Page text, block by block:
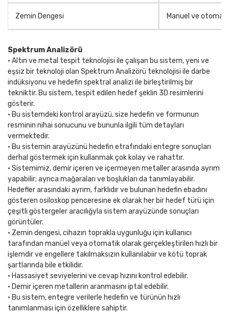
Zemin Dengesi Manuel ve
Spektrum Analizörü
• Altın ve metal tespit teknolojisi ile çalışan bu sistem, yeni ve
eşsiz bir teknoloji olan Spektrum Analizörü teknolojisi ile darbe
indüksiyonu ve hedefin spektral analizi ile birleştirilmiş bir
tekniktir. Bu sistem, tespit edilen hedef şeklin 3D resimlerini
gösterir.
• Bu sistemdeki kontrol arayüzü, size hedefin ve formunun
resminin nihai sonucunu ve bununla ilgili tüm detayları
vermektedir.
• Bu sistemin arayüzünü hedefin etrafındaki entegre sonuçları
derhal göstermek için kullanmak çok kolay ve rahattır.
• Sistemimiz, demir içeren ve içermeyen metaller arasında ayrım
yapabilir; ayrıca mağaraları ve boşlukları da tanımlayabilir.
Hedefler arasındaki ayrım, farklıdır ve bulunan hedefin ebadını
gösteren osiloskop penceresine ek olarak her bir hedef türü için
çeşitli göstergeler aracılığyla sistem arayüzünde sonuçları
görüntüler.
• Zemin dengesi, cihazın toprakla uygunluğu için kullanıcı
tarafından manüel veya otomatik olarak gerçekleştirilen hızlı bir
işlemdir ve engellere takılmaksızın kullanılabiir ve kötü toprak
şartlarında bile etkilidir.
• Hassasiyet seviyelerini ve cevap hızını kontrol edebilir.
• Demir içeren metallerin aranmasını iptal edebilir.
• Bu sistem, entegre verilerle hedefin ve türünün hızlı
tanımlanması için özelliklere sahiptir.